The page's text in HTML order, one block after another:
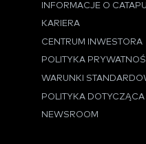
INFORMACJE O
KARIERA
CENTRUM INWESTORA
POLITYKA
WARUNKI
POLITYKA
NEWSROOM